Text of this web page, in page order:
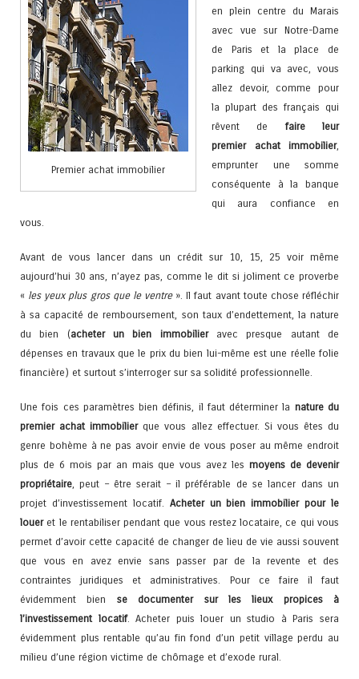
Premier achat immobilier
en plein centre du Marais
avec vue sur Notre-Dame
de Paris et la place de
parking qui va avec, vous
allez devoir, comme pour
la plupart des français qui
rêvent defaire leur
premier achat immobilier,
emprunter une somme
conséquente à la banque
qui aura confiance en
vous.
Avant de vous lancer dans un crédit sur 10, 15, 25 voir même
aujourd’hui 30 ans, n’ayez pas, comme le dit si joliment ce proverbe
« les yeux plus gros que le ventre». Il faut avant toute chose réfléchir
à sa capacité de remboursement, son taux d’endettement, la nature
du bien (acheter un bien immobilieravec presque autant de
dépenses en travaux que le prix du bien lui-même est une réelle folie
financière) et surtout s’interroger sur sa solidité professionnelle.
Une fois ces paramètres bien définis, il faut déterminer la nature du
premier achat immobilierque vous allez effectuer. Si vous êtes du
genre bohème à ne pas avoir envie de vous poser au même endroit
plus de 6 mois par an mais que vous avez lesmoyens de devenir
propriétaire, peut – être serait – il préférable de se lancer dans un
projet d’investissement locatif. Acheter un bien immobilier pour le
loueret le rentabiliser pendant que vous restez locataire, ce qui vous
permet d’avoir cette capacité de changer de lieu de vie aussi souvent
que vous en avez envie sans passer par de la revente et des
contraintes juridiques et administratives. Pour ce faire il faut
évidemment bien se documenter sur les lieux propices à
l’investissement locatif. Acheter puis louer un studio à Paris sera
évidemment plus rentable qu’au fin fond d’un petit village perdu au
milieu d’une région victime de chômage et d’exode rural.